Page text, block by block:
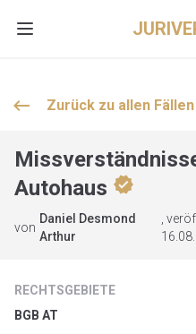
Open main menu
keyboard_backspace Zurück zu allen Fällen
Autohaus verified
von
Daniel Desmond
Arthur
,
RECHTSGEBIETE
BGB AT